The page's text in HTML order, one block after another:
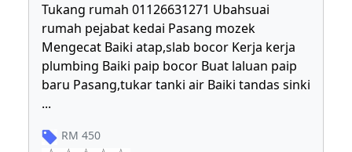
Tukang rumah 01126631271 Ubahsuai
rumah pejabat kedai Pasang mozek
Mengecat Baiki atap,slab bocor Kerja kerja
plumbing Baiki paip bocor Buat laluan paip
baru Pasang,tukar tanki air Baiki tandas sinki
...
RM 450